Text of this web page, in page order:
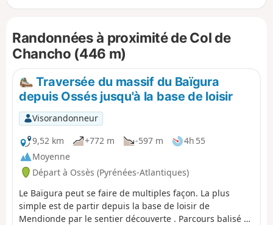
Randonnées à proximité de Col de
Chancho (446 m)
Traversée du massif du Baïgura
depuis Ossés jusqu'à la base de loisir
Visorandonneur
9,52 km
+772 m -597 m
4h 55
Moyenne
Départ à Ossès (Pyrénées-Atlantiques)
Le Baïgura peut se faire de multiples façon. La plus
simple est de partir depuis la base de loisir de
Mendionde par le sentier découverte . Parcours balisé et